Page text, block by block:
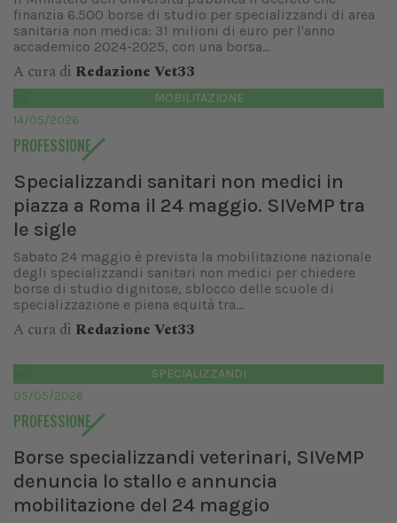
finanzia 6.500 borse di studio per specializzandi di area
sanitaria non medica: 31 milioni di euro per l'anno
accademico 2024-2025, con una borsa...
A cura di Redazione Vet33
MOBILITAZIONE
14/05/2026
PROFESSIONE
Specializzandi sanitari non medici in
piazza a Roma il 24 maggio. SIVeMP tra
le sigle
Sabato 24 maggio è prevista la mobilitazione nazionale
degli specializzandi sanitari non medici per chiedere
borse di studio dignitose, sblocco delle scuole di
specializzazione e piena equità tra...
A cura di Redazione Vet33
SPECIALIZZANDI
05/05/2026
PROFESSIONE
Borse specializzandi veterinari, SIVeMP
denuncia lo stallo e annuncia
mobilitazione del 24 maggio